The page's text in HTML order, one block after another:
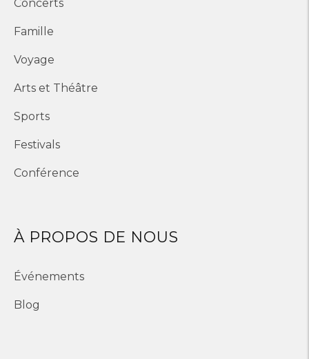
Concerts
Famille
Voyage
Arts et Théâtre
Sports
Festivals
Conférence
À PROPOS DE NOUS
Événements
Blog